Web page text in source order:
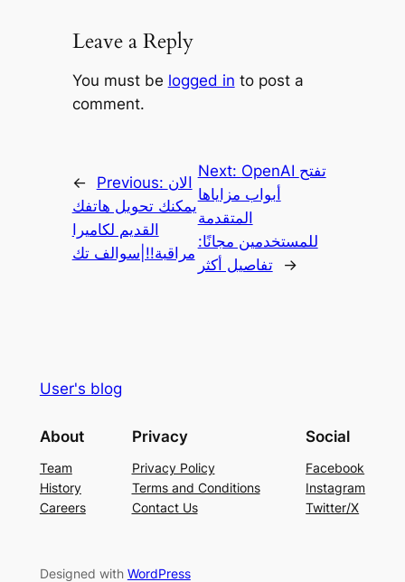
Leave a Reply
You must be logged in to post a
comment.
← Previous: الان
يمكنك تحويل هاتفك
القديم لكاميرا
مراقبة!!|سوالف تك
Next: OpenAI تفتح
أبواب مزاياها
المتقدمة
للمستخدمين مجانًا:
تفاصيل أكثر
→
User's blog
About
Team
History
Careers
Privacy
Privacy Policy
Terms and Conditions
Contact Us
Social
Facebook
Instagram
Twitter/X
Designed with WordPress